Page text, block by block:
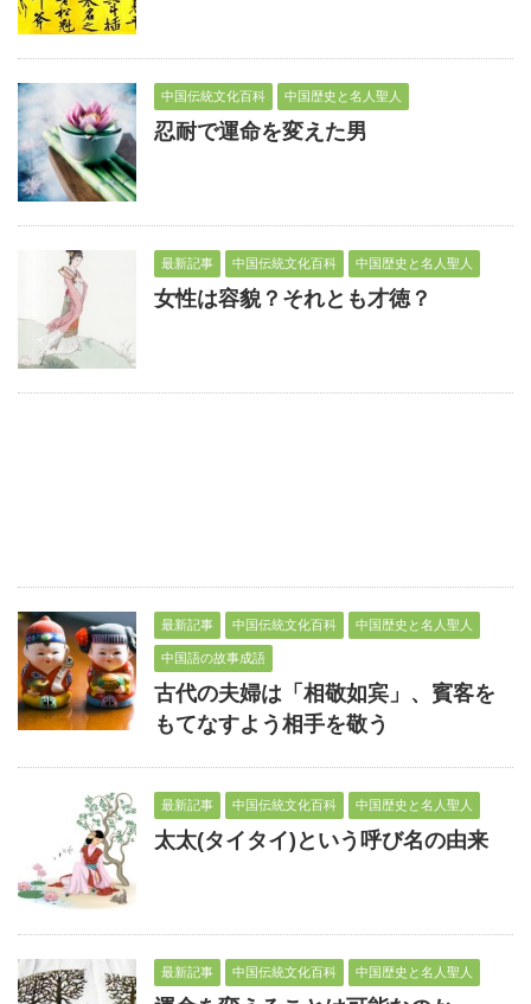
中国伝統文化百科 中国歴史と名人聖人
忍耐で運命を変えた男
最新記事 中国伝統文化百科 中国歴史と名人聖人
女性は容貌？それとも才徳？
最新記事 中国伝統文化百科 中国歴史と名人聖人
中国語の故事成語
古代の夫婦は「相敬如宾」、賓客を
もてなすよう相手を敬う
最新記事 中国伝統文化百科 中国歴史と名人聖人
太太(タイタイ)という呼び名の由来
最新記事 中国伝統文化百科 中国歴史と名人聖人